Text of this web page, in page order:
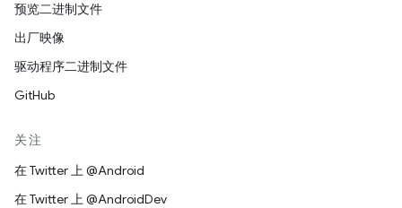
预览二进制文件
出厂映像
驱动程序二进制文件
GitHub
关注
在 Twitter 上 @Android
在 Twitter 上 @AndroidDev